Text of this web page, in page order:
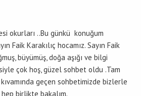
okurları ..Bu günkü konuğum
Faik Karakılıç hocamız. Sayın Faik
büyümüş, doğa aşığı ve bilgi
çok hoş, güzel sohbet oldu .Tam
geçen sohbetimizde bizlerle
birlikte bakalım.